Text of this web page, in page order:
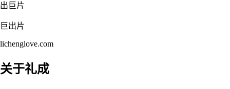
出巨片
巨出片
lichenglove.com
关于礼成